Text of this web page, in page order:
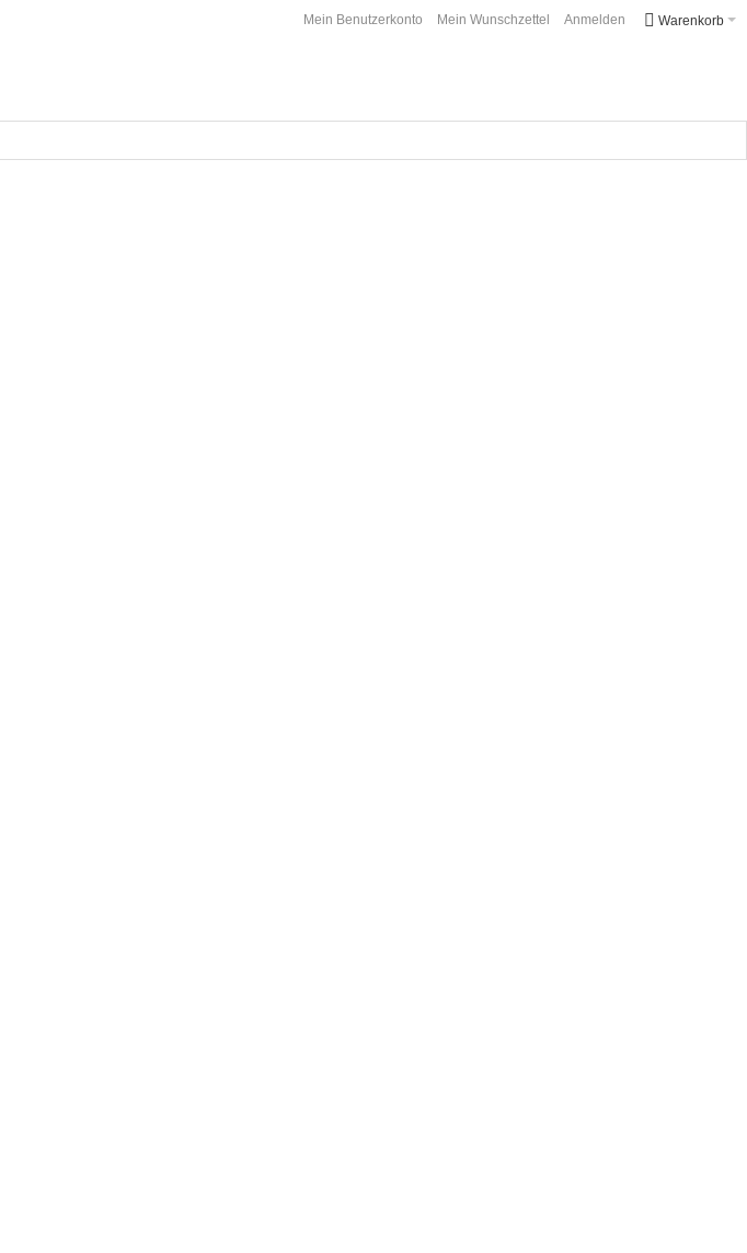
Warenkorb
Mein Benutzerkonto Mein Wunschzettel Anmelden